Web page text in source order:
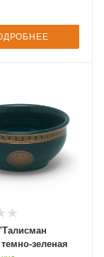
зеленая